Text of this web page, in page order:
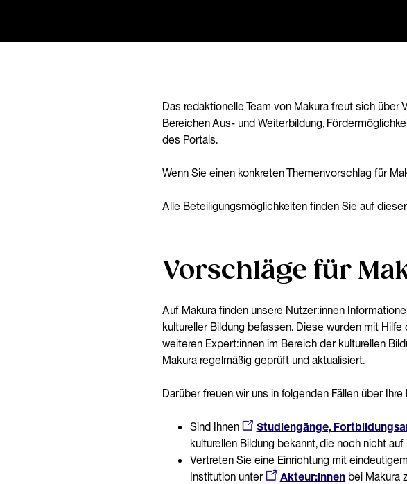
Das redaktionelle Team von Makura freut sich
Bereichen Aus- und Weiterbildung,
des Portals.
Wenn Sie einen konkreten Themenvorschlag für
Alle Beteiligungsmöglichkeiten finden Sie auf
Vorschläge für
Auf Makura finden unsere Nutzer:innen
kultureller Bildung befassen. Diese wurden mit
weiteren Expert:innen im Bereich der kulturellen
Makura regelmäßig geprüft und aktualisiert.
Darüber freuen wir uns in folgenden Fällen über
Sind Ihnen Studiengänge,
kulturellen Bildung bekannt, die noch nicht
Vertreten Sie eine Einrichtung mit
Institution unter
Akteur:innenbei Makura